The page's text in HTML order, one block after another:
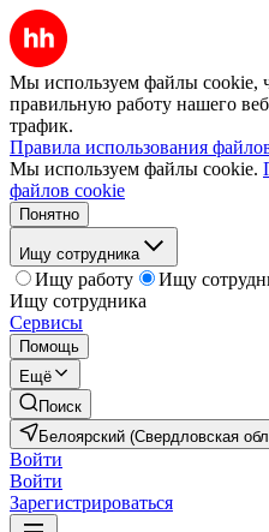
Мы используем файлы cookie,
правильную работу нашего
трафик.
Правила использования
Мы используем файлы cookie.
файлов cookie
Понятно
Ищу сотрудника
Ищу работу
Ищу
Ищу сотрудника
Сервисы
Помощь
Ещё
Поиск
Белоярский (Свердловская
Войти
Войти
Зарегистрироваться